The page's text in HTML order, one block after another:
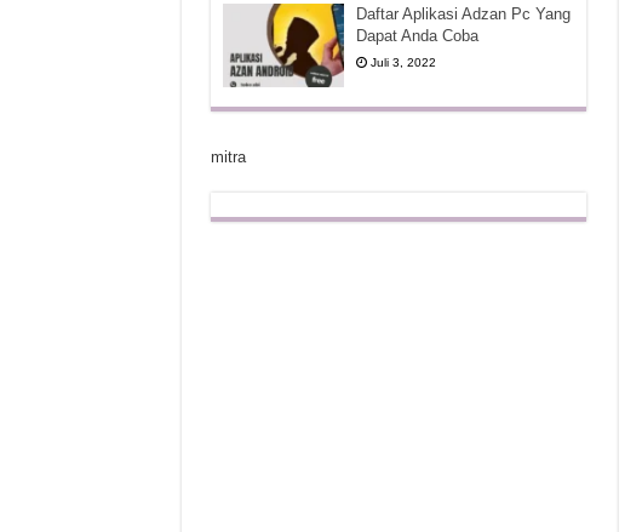
Daftar Aplikasi Adzan Pc Yang
Dapat Anda Coba
Juli 3, 2022
mitra